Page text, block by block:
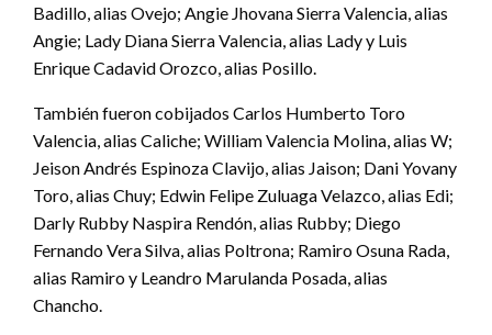
Badillo, alias Ovejo; Angie Jhovana Sierra Valencia, alias
Angie; Lady Diana Sierra Valencia, alias Lady y Luis
Enrique Cadavid Orozco, alias Posillo.
También fueron cobijados Carlos Humberto Toro
Valencia, alias Caliche; William Valencia Molina, alias W;
Jeison Andrés Espinoza Clavijo, alias Jaison; Dani Yovany
Toro, alias Chuy; Edwin Felipe Zuluaga Velazco, alias Edi;
Darly Rubby Naspira Rendón, alias Rubby; Diego
Fernando Vera Silva, alias Poltrona; Ramiro Osuna Rada,
alias Ramiro y Leandro Marulanda Posada, alias
Chancho.